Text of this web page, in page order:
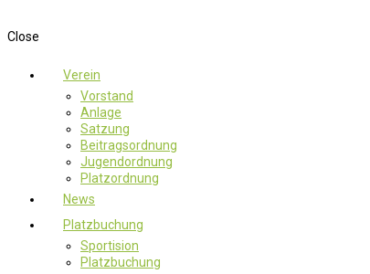
Close
Verein
Vorstand
Anlage
Satzung
Beitragsordnung
Jugendordnung
Platzordnung
News
Platzbuchung
Sportision
Platzbuchung